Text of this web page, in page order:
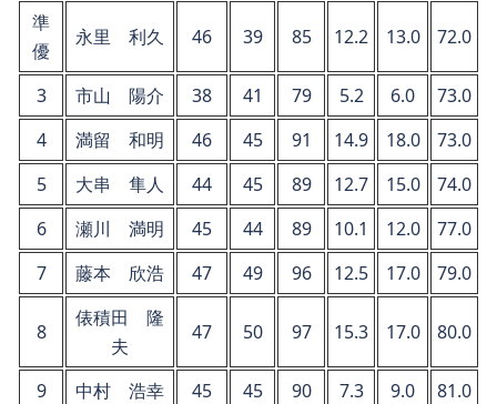
準
優
永里 利久 46 39 85 12.2 13.0 72.0
3 市山 陽介 38 41 79 5.2 6.0
73.0
4
満留 和明 46 45 91 14.9 18.0
73.0
5
大串 隼人 44 45 89 12.7 15.0
74.0
6
瀬川 満明 45 44 89 10.1 12.0
77.0
7
藤本 欣浩 47 49 96 12.5 17.0 79.0
8
俵積田 隆
夫
47 50 97 15.3 17.0 80.0
9 中村 浩幸 45 45 90 7.3 9.0
81.0